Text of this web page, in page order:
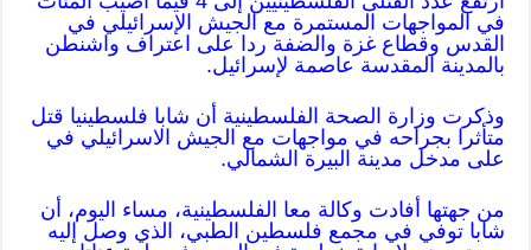
في المواجهات المستمرة مع الجيش الإسرائيلي في
القدس وقطاع غزة والضفة ردا على اعتراف واشنطن
بالمدينة المقدسة عاصمة لإسرائيل.
وذكرت وزارة الصحة الفلسطينية أن شابا فلسطينيا قتل
متأثرا بجراحه في مواجهات مع الجيش الاسرائيلي في
على مدخل مدينة البيرة الشمالي.
من جهتها أفادت وكالة معا الفلسطينية، مساء اليوم، أن
شابا توفي في مجمع فلسطين الطبي، الذي وصل إليه